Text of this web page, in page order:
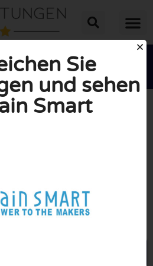

10/10
Sie
und sehen
Smart